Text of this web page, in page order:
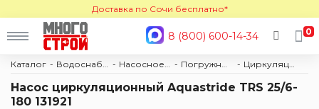
Доставка по Сочи бесплатно*
8 (800) 600-14-34 0
Каталог
Насос циркуляционный Aquastride TRS 25/6-
180 131921